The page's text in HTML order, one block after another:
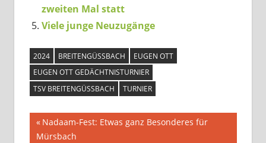
zweiten Mal statt
Viele junge Neuzugänge
2024 BREITENGÜSSBACH
EUGEN OTT
EUGEN OTT GEDÄCHTNISTURNIER
TSV BREITENGÜSSBACH
TURNIER
Beitragsnavigation
Vorheriger
Beitrag:
Nadaam-Fest: Etwas ganz Besonderes für
Mürsbach